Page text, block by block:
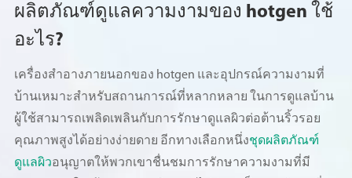
ผลิตภัณฑ์ดูแลความงามของ hotgen ใช้
อะไร?
เครื่องสำอางภายนอกของ hotgen และอุปกรณ์ความงามที่
บ้านเหมาะสำหรับสถานการณ์ที่หลากหลาย ในการดูแลบ้าน
ผู้ใช้สามารถเพลิดเพลินกับการรักษาดูแลผิวต่อต้านริ้วรอย
คุณภาพสูงได้อย่างง่ายดาย อีกทางเลือกหนึ่งชุดผลิตภัณฑ์
ดูแลผิวอนุญาตให้พวกเขาชื่นชมการรักษาความงามที่มี